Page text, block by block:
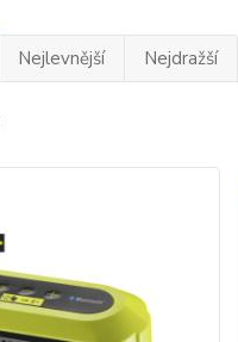
Nejlevnější Nejdražší